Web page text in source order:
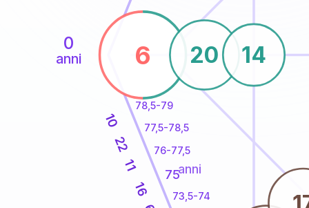
0
anni
73,5-74
76-77,5
77,5-78,5
78,5-79
16
11
22
10
6 20 14
75anni